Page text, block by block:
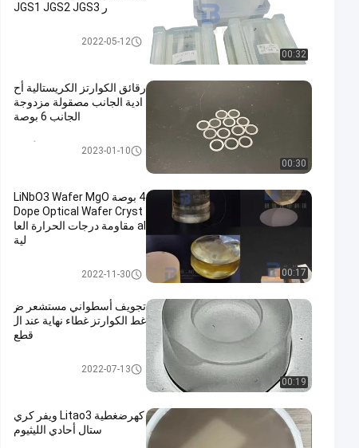
00:32
ر JGS1 JGS2 JGS3
ويفر السيليكا المنصهر2022-05-12
00:30
رقائق الكوارتز الكريستالية أح
ادية الجانب مصقولة مزدوجة
الجانب 6 بوصة
ويفر كريستال كوارتز أحادي
2023-01-10
00:17
4 بوصة LiNbO3 Wafer MgO
Dope Optical Wafer Cryst
al مقاومة درجات الحرارة العا
لية
2022-11-30
00:19
تجويف أسطواني مستشعر ض
غط الكوارتز غطاء نهاية عند ال
قطع
2022-07-13
كهرضغطية Litao3 ويفر كري
ستال أحادي الليثيوم